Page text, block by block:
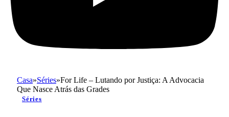
Casa»Séries»For Life – Lutando por Justiça: A Advocacia
Que Nasce Atrás das Grades
Séries